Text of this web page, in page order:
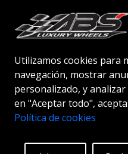
Utilizamos cookies para
navegación, mostrar
personalizado, y
en "Aceptar todo",
Política de cookies
Cuenta
© 2026 ABS